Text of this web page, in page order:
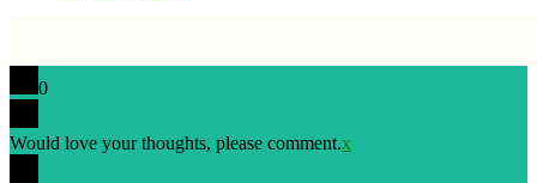
0
Would love your thoughts, please comment.x